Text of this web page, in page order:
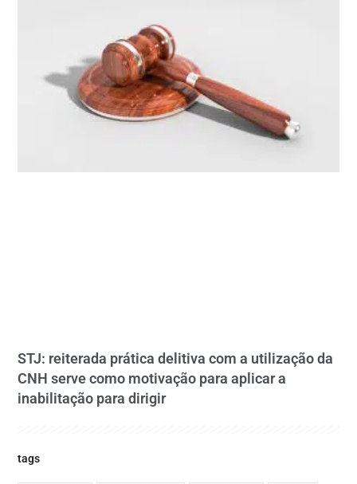
STJ: reiterada prática delitiva com a utilização da
CNH serve como motivação para aplicar a
inabilitação para dirigir
tags